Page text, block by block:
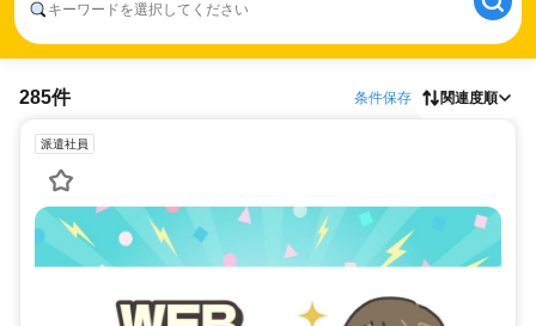
キーワードを選択してください
285件 条件保存 関連度順
派遣社員